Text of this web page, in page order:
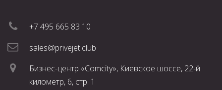
+7 495 665 83 10
sales@privejet.club
Бизнес-центр «Comcity», Киевское шоссе, 22-й
километр, 6, стр. 1